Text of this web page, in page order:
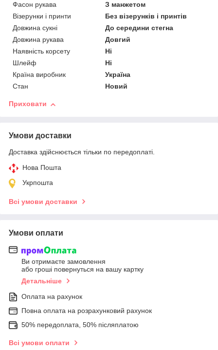
Фасон рукава
З манжетом
Візерунки і принти
Без візерунків і принтів
Довжина сукні
До середини стегна
Довжина рукава
Довгий
Наявність корсету
Ні
Шлейф
Ні
Країна виробник
Україна
Стан
Новий
Приховати
Умови доставки
Доставка здійснюється тільки по передоплаті.
Нова Пошта
Укрпошта
Всі умови доставки
Умови оплати
Ви отримаєте замовлення
або гроші повернуться на вашу картку
Детальніше
Оплата на рахунок
Повна оплата на розрахунковий рахунок
50% передоплата, 50% післяплатою
Всі умови оплати